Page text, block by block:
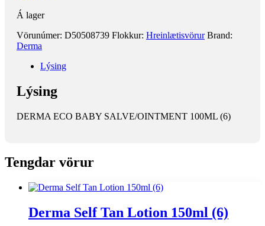
Á lager
Vörunúmer: D50508739 Flokkur: Hreinlætisvörur Brand:
Derma
Lýsing
Lýsing
DERMA ECO BABY SALVE/OINTMENT 100ML (6)
Tengdar vörur
Derma Self Tan Lotion 150ml (6)